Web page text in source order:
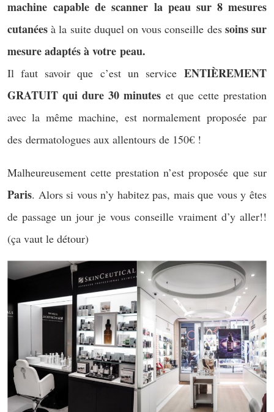
machine capable de scanner la peau sur 8 mesures
cutanées à la suite duquel on vous conseille dessoins sur
mesure adaptés à votre peau.
Il faut savoir que c’est un service ENTIÈREMENT
GRATUIT qui dure 30 minutes et que cette prestation
avec la même machine, est normalement proposée par
des dermatologues aux allentours de 150€ !
Malheureusement cette prestation n’est proposée que sur
Paris. Alors si vous n’y habitez pas, mais que vous y êtes
de passage un jour je vous conseille vraiment d’y aller!!
(ça vaut le détour)